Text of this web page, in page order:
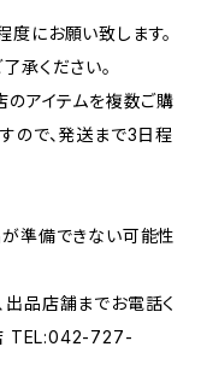
にお願い致します。
承ください。
アイテムを複数ご購
ので、発送まで3日程
準備できない可能性
品店舗までお電話く
店 TEL:042-727-